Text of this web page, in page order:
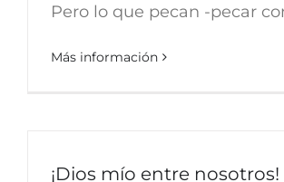
Pero lo que pecan -pecar
Más información
¡Dios mío entre nosotros!